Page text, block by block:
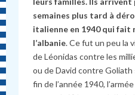
semaines plus tard à
italienne en 1940 qui fait
l’albanie. Ce fut un peu la
de Léonidas contre les
ou de David contre Goliath
fin de l’année 1940,